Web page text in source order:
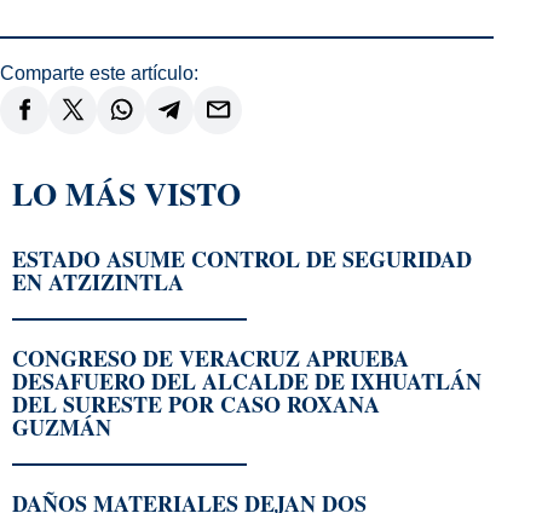
Comparte este artículo:
LO MÁS VISTO
ESTADO ASUME CONTROL DE SEGURIDAD
EN ATZIZINTLA
CONGRESO DE VERACRUZ APRUEBA
DESAFUERO DEL ALCALDE DE IXHUATLÁN
DEL SURESTE POR CASO ROXANA
GUZMÁN
DAÑOS MATERIALES DEJAN DOS